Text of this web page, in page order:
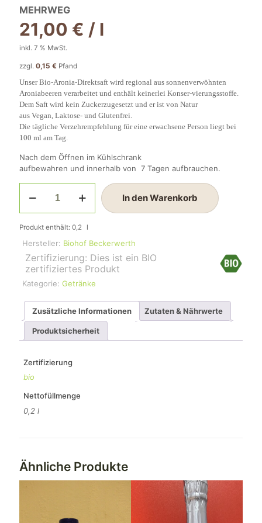
MEHRWEG
21,00 € / l
inkl. 7 % MwSt.
zzgl. 0,15 € Pfand
Unser Bio-Aronia-Direktsaft wird regional aus sonnenverwöhnten
Aroniabeeren verarbeitet und enthält keinerlei Konser-vierungsstoffe.
Dem Saft wird kein Zuckerzugesetzt und er ist von Natur
aus Vegan, Laktose- und Glutenfrei.
Die tägliche Verzehrempfehlung für eine erwachsene Person liegt bei
100 ml am Tag.
Nach dem Öffnen im Kühlschrank
aufbewahren und innerhalb von 7 Tagen aufbrauchen.
Direktsaft
In den Warenkorb
Produkt enthält: 0,2 l
Hersteller: Biohof Beckerwerth
Zertifizierung: Dies ist ein BIO
zertifiziertes Produkt
Kategorie: Getränke
Zusätzliche Informationen Zutaten & Nährwerte
Produktsicherheit
Zertifizierung
bio
Nettofüllmenge
0,2 l
Ähnliche Produkte